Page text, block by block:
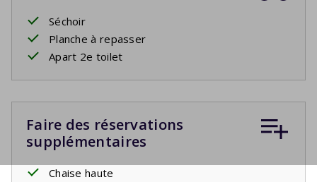
Séchoir
Planche à repasser
Apart 2e toilet
Faire des réservations
supplémentaires
Chaise haute